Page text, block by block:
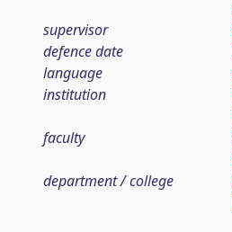
supervisor
defence date
language
institution
faculty
department / college